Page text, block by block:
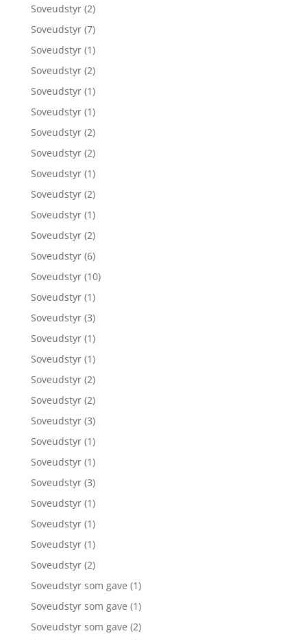
Soveudstyr (2)
Soveudstyr (7)
Soveudstyr (1)
Soveudstyr (2)
Soveudstyr (1)
Soveudstyr (1)
Soveudstyr (2)
Soveudstyr (2)
Soveudstyr (1)
Soveudstyr (2)
Soveudstyr (1)
Soveudstyr (2)
Soveudstyr (6)
Soveudstyr (10)
Soveudstyr (1)
Soveudstyr (3)
Soveudstyr (1)
Soveudstyr (1)
Soveudstyr (2)
Soveudstyr (2)
Soveudstyr (3)
Soveudstyr (1)
Soveudstyr (1)
Soveudstyr (3)
Soveudstyr (1)
Soveudstyr (1)
Soveudstyr (1)
Soveudstyr (2)
Soveudstyr som gave (1)
Soveudstyr som gave (1)
Soveudstyr som gave (2)